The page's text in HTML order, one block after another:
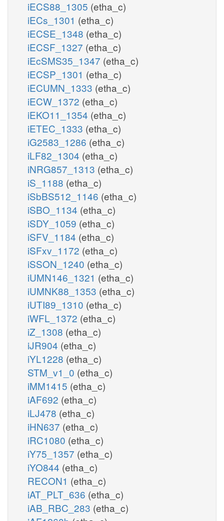
iECS88_1305 (etha_c)
iECs_1301 (etha_c)
iECSE_1348 (etha_c)
iECSF_1327 (etha_c)
iEcSMS35_1347 (etha_c)
iECSP_1301 (etha_c)
iECUMN_1333 (etha_c)
iECW_1372 (etha_c)
iEKO11_1354 (etha_c)
iETEC_1333 (etha_c)
iG2583_1286 (etha_c)
iLF82_1304 (etha_c)
iNRG857_1313 (etha_c)
iS_1188 (etha_c)
iSbBS512_1146 (etha_c)
iSBO_1134 (etha_c)
iSDY_1059 (etha_c)
iSFV_1184 (etha_c)
iSFxv_1172 (etha_c)
iSSON_1240 (etha_c)
iUMN146_1321 (etha_c)
iUMNK88_1353 (etha_c)
iUTI89_1310 (etha_c)
iWFL_1372 (etha_c)
iZ_1308 (etha_c)
iJR904 (etha_c)
iYL1228 (etha_c)
STM_v1_0 (etha_c)
iMM1415 (etha_c)
iAF692 (etha_c)
iLJ478 (etha_c)
iHN637 (etha_c)
iRC1080 (etha_c)
iY75_1357 (etha_c)
iYO844 (etha_c)
RECON1 (etha_c)
iAT_PLT_636 (etha_c)
iAB_RBC_283 (etha_c)